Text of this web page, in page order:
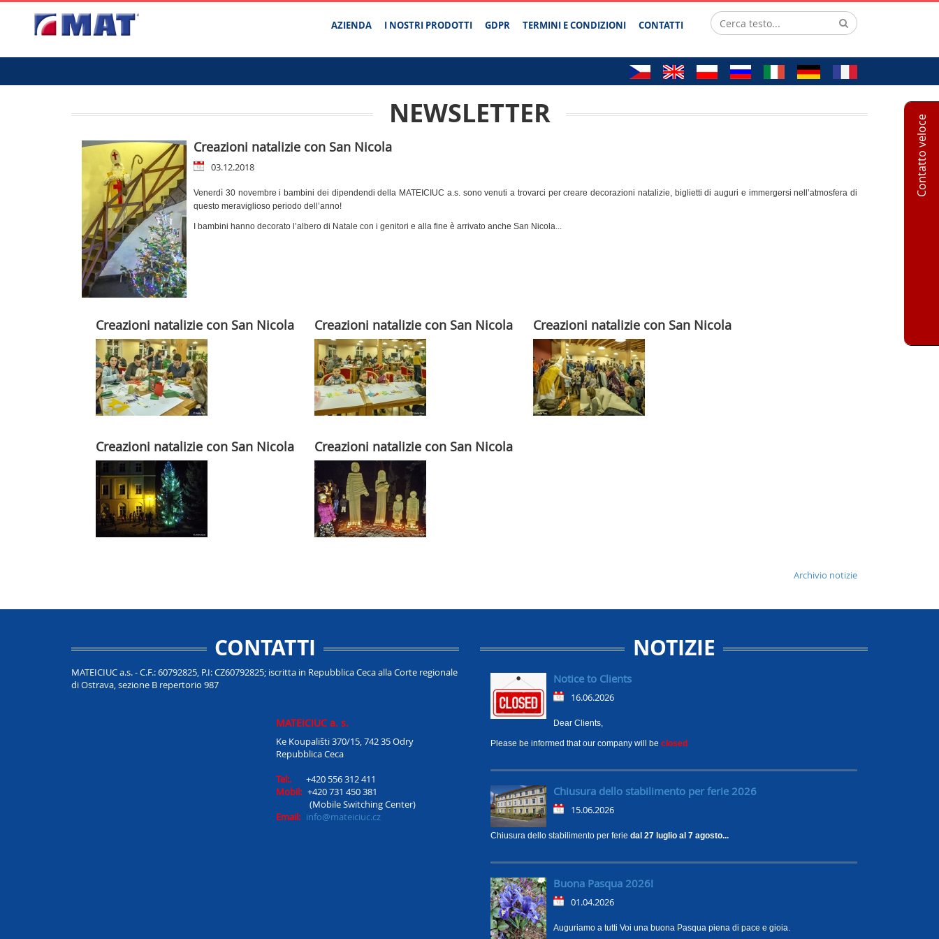
AZIENDA I NOSTRI PRODOTTI GDPR TERMINI E CONDIZIONI CONTATTI
NEWSLETTER
Creazioni natalizie con San Nicola
03.12.2018
Venerdì 30 novembre i bambini dei dipendendi della MATEICIUC a.s. sono venuti a trovarci per creare decorazioni natalizie, biglietti di auguri e immergersi nell’atmosfera di
questo meraviglioso periodo dell’anno!
I bambini hanno decorato l’albero di Natale con i genitori e alla fine è arrivato anche San Nicola...
Creazioni natalizie con San Nicola Creazioni natalizie con San Nicola Creazioni natalizie con San Nicola
Creazioni natalizie con San Nicola Creazioni natalizie con San Nicola
Archivio notizie
CONTATTI
MATEICIUC a.s. - C.F.: 60792825, P.I: CZ60792825; iscritta in Repubblica Ceca alla Corte regionale
di Ostrava, sezione B repertorio 987
MATEICIUC a. s.
Ke Koupališti 370/15, 742 35 Odry
Repubblica Ceca
Tel:.
+420 556 312 411
Mobil: +420 731 450 381
(Mobile Switching Center)
Email: info@mateiciuc.cz
NOTIZIE
Notice to Clients
16.06.2026
Dear Clients,
Please be informed that our company will be closed
Chiusura dello stabilimento per ferie 2026
15.06.2026
Chiusura dello stabilimento per ferie dal 27 luglio al 7 agosto...
Buona Pasqua 2026!
01.04.2026
Auguriamo a tutti Voi una buona Pasqua piena di pace e gioia.
Contatto veloce